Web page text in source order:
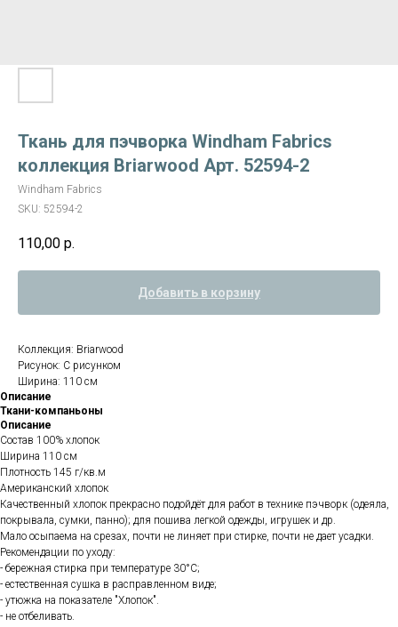
Ткань для пэчворка Windham Fabrics
коллекция Briarwood Арт. 52594-2
Windham Fabrics
SKU: 52594-2
110,00 р.
Добавить в корзину
Коллекция: Briarwood
Рисунок: С рисунком
Ширина: 110 см
Описание
Ткани-компаньоны
Описание
Состав 100% хлопок
Ширина 110 см
Плотность 145 г/кв.м
Американский хлопок
Качественный хлопок прекрасно подойдёт для работ в технике пэчворк (одеяла,
покрывала, сумки, панно); для пошива легкой одежды, игрушек и др.
Мало осыпаема на срезах, почти не линяет при стирке, почти не дает усадки.
Рекомендации по уходу:
- бережная стирка при температуре 30°С;
- естественная сушка в расправленном виде;
- утюжка на показателе "Хлопок".
- не отбеливать.